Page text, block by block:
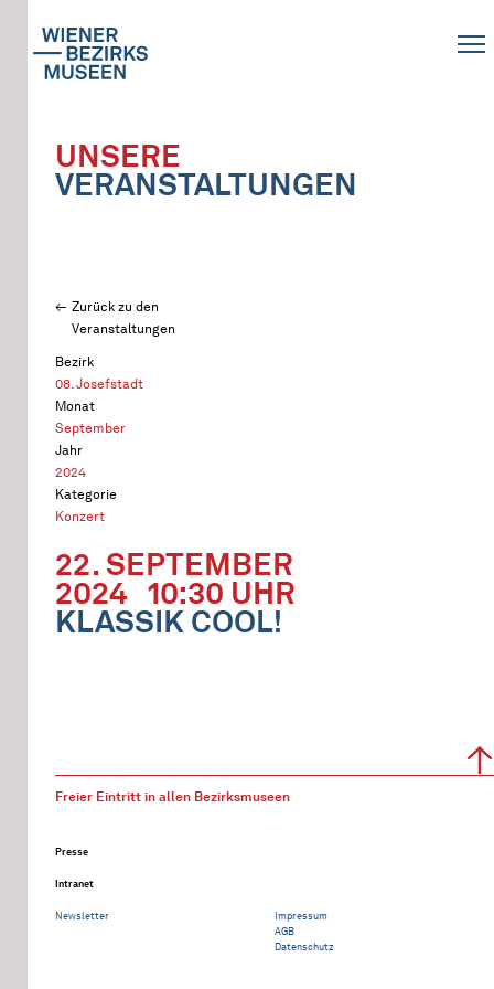
UNSERE
VERANSTALTUNGEN
Zurück zu den
Veranstaltungen
Bezirk
08. Josefstadt
Monat
September
Jahr
2024
Kategorie
Konzert
22. SEPTEMBER
2024 10:30 UHR
KLASSIK COOL!
Freier Eintritt in allen Bezirksmuseen
Presse
Intranet
Newsletter
Impressum
AGB
Datenschutz